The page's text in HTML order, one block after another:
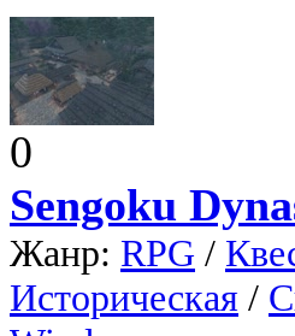
0
Sengoku
Жанр: RPG /
Историческая /